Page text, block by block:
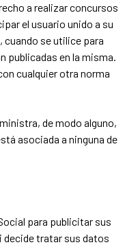
a realizar concursos
el usuario unido a su
cuando se utilice para
publicadas en la misma.
cualquier otra norma
de modo alguno,
asociada a ninguna de
para publicitar sus
tratar sus datos